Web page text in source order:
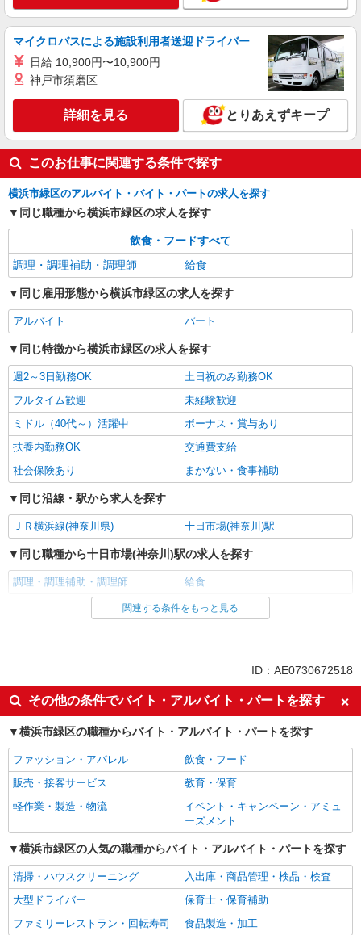
未経験OK！ピザハットピザメイクスタッフ
（インストア）
時給1,230円以上 平日 時給1,230円以上 土日・
祝日 時給1,230円以上
神奈川県横浜市緑区いぶき野27-14 ペルテい
ぶき野1F
キープ 詳細を見る
マイクロバスによる施設利用者送迎ドライバー
日給 10,900円〜10,900円
神戸市須磨区
詳細を見る とりあえずキープ
このお仕事に関連する条件で探す
横浜市緑区のアルバイト・バイト・パートの求人を探す
同じ職種から横浜市緑区の求人を探す
飲食・フードすべて
調理・調理補助・調理師
給食
同じ雇用形態から横浜市緑区の求人を探す
アルバイト パート
同じ特徴から横浜市緑区の求人を探す
週2～3日勤務OK
土日祝のみ勤務OK
フルタイム歓迎
未経験歓迎
ミドル（40代～）活躍中
ボーナス・賞与あり
扶養内勤務OK
交通費支給
社会保険あり
まかない・食事補助
同じ沿線・駅から求人を探す
ＪＲ横浜線(神奈川県) 十日市場(神奈川)駅
同じ職種から十日市場(神奈川)駅の求人を探す
調理・調理補助・調理師 給食
同じ雇用形態から十日市場(神奈川)駅の求人を探す
同じ特徴から十日市場(神奈川)駅の求人を探す
週2～3日勤務OK
土日祝のみ勤務OK
フルタイム歓迎
未経験歓迎
ミドル（40代～）活躍中
ボーナス・賞与あり
扶養内勤務OK
交通費支給
社会保険あり
まかない・食事補助
同じ職種から求人を探す
飲食・フード
調理・調理補助・調理師
同じ特徴から求人を探す
週2～3日勤務OK
未経験歓迎
関連する条件をもっと見る
ID：AE0730672518
その他の条件でバイト・アルバイト・パートを探す
横浜市緑区の職種からバイト・アルバイト・パートを探す
ファッション・アパレル
飲食・フード
販売・接客サービス
教育・保育
軽作業・製造・物流
イベント・キャンペーン・アミュ
ーズメント
横浜市緑区の人気の職種からバイト・アルバイト・パートを探す
清掃・ハウスクリーニング
入出庫・商品管理・検品・検査
大型ドライバー
保育士・保育補助
ファミリーレストラン・回転寿司
食品製造・加工